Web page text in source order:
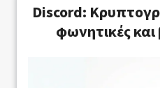
Discord:
φωνητικές και